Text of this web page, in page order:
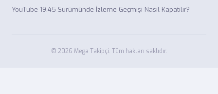
YouTube 19.45 Sürümünde İzleme Geçmişi Nasıl Kapatılır?
© 2026 Mega Takipçi. Tüm hakları saklıdır.